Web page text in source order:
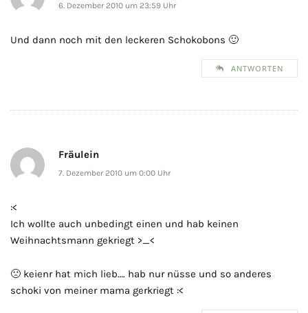
6. Dezember 2010 um 23:59 Uhr
Und dann noch mit den leckeren Schokobons 🙂
ANTWORTEN
Fräulein
7. Dezember 2010 um 0:00 Uhr
:<
Ich wollte auch unbedingt einen und hab keinen
Weihnachtsmann gekriegt >_<
🙁 keienr hat mich lieb…. hab nur nüsse und so anderes
schoki von meiner mama gerkriegt :<